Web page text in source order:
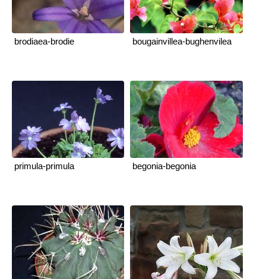
brodiaea-brodie bougainvillea-bughenvilea
primula-primula begonia-begonia